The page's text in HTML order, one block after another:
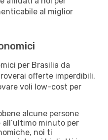
al miglior
per Brasilia da
offerte imperdibili.
voli low-cost per
alcune persone
minuto per
noi ti